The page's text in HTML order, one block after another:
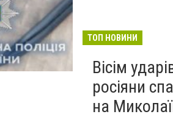
Вчора
ТОП НОВИНИ
Вісім
росіяни
на